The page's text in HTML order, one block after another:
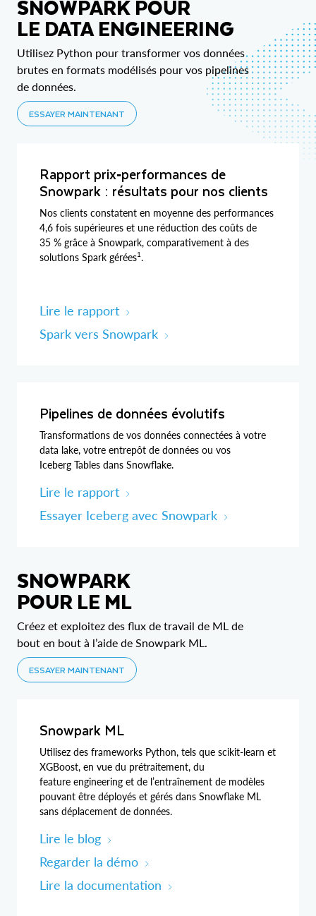
SNOWPARK POUR
LE DATA ENGINEERING
Utilisez Python pour transformer vos données
brutes en formats modélisés pour vos pipelines
de données.
ESSAYER MAINTENANT
Rapport prix‑performances de
Snowpark : résultats pour nos clients
Nos clients constatent en moyenne des performances
4,6 fois supérieures et une réduction des coûts de
35 % grâce à Snowpark, comparativement à des
solutions Spark gérées1 .
Lire le rapport
Spark vers Snowpark
Pipelines de données évolutifs
Transformations de vos données connectées à votre
data lake, votre entrepôt de données ou vos
Iceberg Tables dans Snowflake.
Lire le rapport
Essayer Iceberg avec Snowpark
SNOWPARK
POUR LE ML
Créez et exploitez des flux de travail de ML de
bout en bout à l’aide de Snowpark ML.
ESSAYER MAINTENANT
Snowpark ML
Utilisez des frameworks Python, tels que scikit‑learn et
XGBoost, en vue du prétraitement, du
feature engineering et de l’entraînement de modèles
pouvant être déployés et gérés dans Snowflake ML
sans déplacement de données.
Lire le blog
Regarder la démo
Lire la documentation